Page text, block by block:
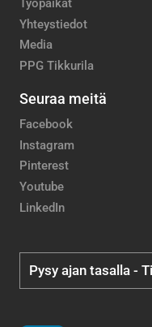
Työpaikat
Yhteystiedot
Media
PPG Tikkurila
Seuraa meitä
Facebook
Instagram
Pinterest
Youtube
LinkedIn
Pysy ajan tasalla -